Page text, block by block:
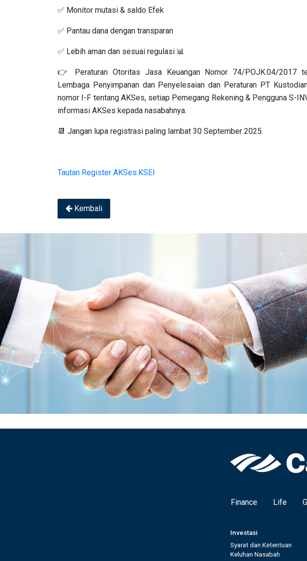
✅ Monitor mutasi & saldo Efek
✅ Pantau dana dengan transparan
✅ Lebih aman dan sesuai regulasi 📊
👉 Peraturan Otoritas Jasa Keuangan Nomor 74/POJK.04/2017
Lembaga Penyimpanan dan Penyelesaian dan Peraturan PT
nomor I-F tentang AKSes, setiap Pemegang Rekening & Pengguna S-
informasi AKSes kepada nasabahnya.
📆 Jangan lupa registrasi paling lambat 30 September 2025.
Tautan Register AKSes.KSEI
Kembali
Finance Life
Investasi
Syarat dan Ketentuan
Keluhan Nasabah